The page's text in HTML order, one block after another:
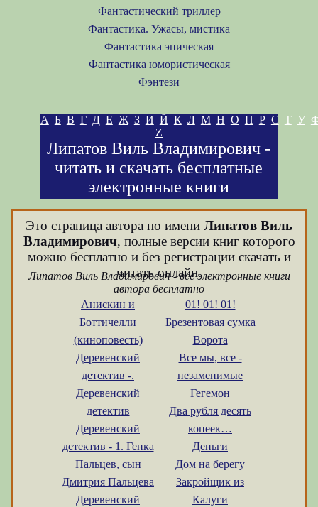
Фантастический триллер
Фантастика. Ужасы, мистика
Фантастика эпическая
Фантастика юмористическая
Фэнтези
А Б В Г Д Е Ж З И Й К Л М Н О П Р С Т У
Z
Липатов Виль Владимирович -
читать и скачать бесплатные
электронные книги
Это страница автора по имени Липатов Виль
Владимирович, полные версии книг которого
можно бесплатно и без регистрации скачать и
читать онлайн.
Липатов Виль Владимирович - все электронные книги
автора бесплатно
Анискин и
Боттичелли
(киноповесть)
Деревенский
детектив -.
Деревенский
детектив
Деревенский
детектив - 1. Генка
Пальцев, сын
Дмитрия Пальцева
Деревенский
01! 01! 01!
Брезентовая сумка
Ворота
Все мы, все -
незаменимые
Гегемон
Два рубля десять
копеек…
Деньги
Дом на берегу
Закройщик из
Калуги